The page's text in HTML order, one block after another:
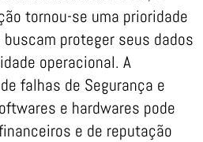
tornou-se uma prioridade
proteger seus dados
operacional. A
falhas de Segurança e
e hardwares pode
e de reputação